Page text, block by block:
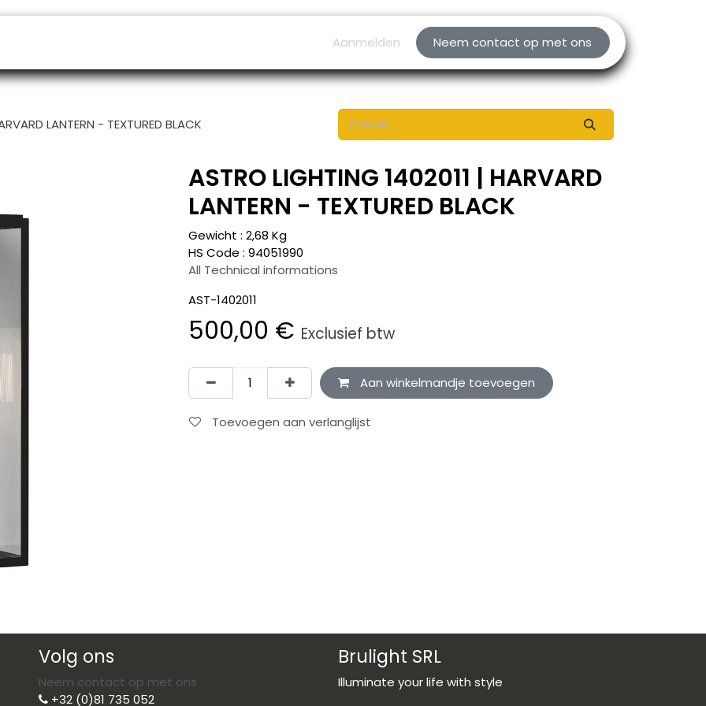
Aanmelden Neem contact op met ons
LANTERN - TEXTURED BLACK
ASTRO LIGHTING 1402011 | HARVARD
LANTERN - TEXTURED BLACK
Gewicht : 2,68 Kg
HS Code : 94051990
All Technical informations
AST-1402011
500,00 € Exclusief btw
Aan winkelmandje toevoegen
Toevoegen aan verlanglijst
Volg ons
Neem contact op met ons
+32 (0)81 735 052
Brulight SRL
Illuminate your life with style